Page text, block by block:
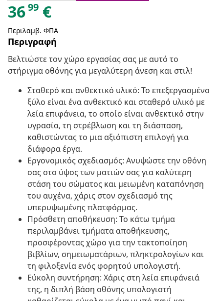
3699 €
Περιλαμβ. ΦΠΑ
Περιγραφή
Βελτιώστε τον χώρο εργασίας σας με αυτό το
στήριγμα οθόνης για μεγαλύτερη άνεση και στιλ!
Σταθερό και ανθεκτικό υλικό: Το επεξεργασμένο
ξύλο είναι ένα ανθεκτικό και σταθερό υλικό με
λεία επιφάνεια, το οποίο είναι ανθεκτικό στην
υγρασία, τη στρέβλωση και τη διάσπαση,
καθιστώντας το μια αξιόπιστη επιλογή για
διάφορα έργα.
Εργονομικός σχεδιασμός: Ανυψώστε την οθόνη
σας στο ύψος των ματιών σας για καλύτερη
στάση του σώματος και μειωμένη καταπόνηση
του αυχένα, χάρις στον σχεδιασμό της
υπερυψωμένης πλατφόρμας.
Πρόσθετη αποθήκευση: Το κάτω τμήμα
περιλαμβάνει τμήματα αποθήκευσης,
προσφέροντας χώρο για την τακτοποίηση
βιβλίων, σημειωματάριων, πληκτρολογίων και
τη φιλοξενία ενός φορητού υπολογιστή.
Εύκολη συντήρηση: Χάρις στη λεία επιφάνειά
της, η διπλή βάση οθόνης υπολογιστή